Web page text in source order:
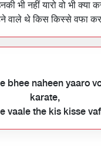
भी नहीं यारो वो भी क्या
वाले थे किस किस्से वफा
bhee naheen yaaro
karate,
vaale the kis kisse